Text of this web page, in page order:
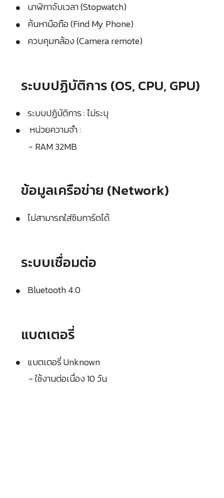
นาฬิกาจับเวลา (Stopwatch)
ค้นหามือถือ (Find My Phone)
ควบคุมกล้อง (Camera remote)
ระบบปฏิบัติการ (OS, CPU, GPU)
ระบบปฏิบัติการ : ไม่ระบุ
หน่วยความจำ :
- RAM 32MB
ข้อมูลเครือข่าย (Network)
ไม่สามารถใส่ซิมการ์ดได้
ระบบเชื่อมต่อ
Bluetooth 4.0
แบตเตอรี่
แบตเตอรี่ Unknown
- ใช้งานต่อเนื่อง 10 วัน